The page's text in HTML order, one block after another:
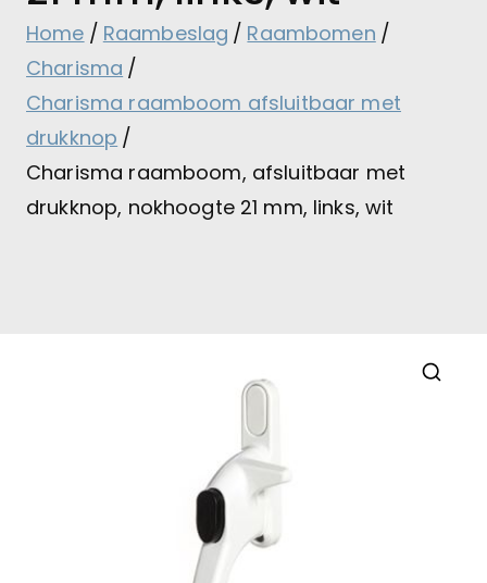
Home Raambeslag
Raambomen
Charisma
Charisma raamboom afsluitbaar met
drukknop
Charisma raamboom, afsluitbaar met
drukknop, nokhoogte 21 mm, links, wit